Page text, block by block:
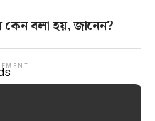
কেন বলা হয়, জানেন?